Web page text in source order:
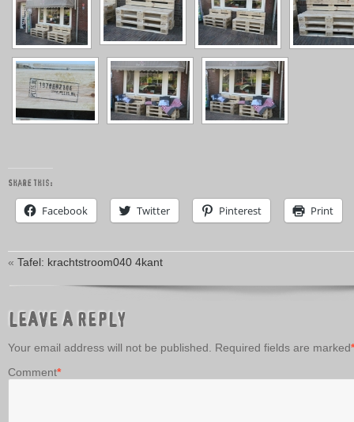
Share this:
Facebook Twitter Pinterest Print
« Tafel: krachtstroom040 4kant
LEAVE A REPLY
Your email address will not be published. Required fields are marked*
Comment*